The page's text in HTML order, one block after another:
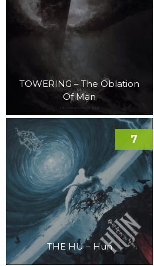
TOWERING – The Oblation
Of Man
THE HU – Hun
7